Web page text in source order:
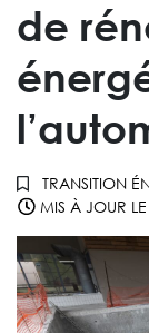
de
TRANSITION
MIS À JOUR LE